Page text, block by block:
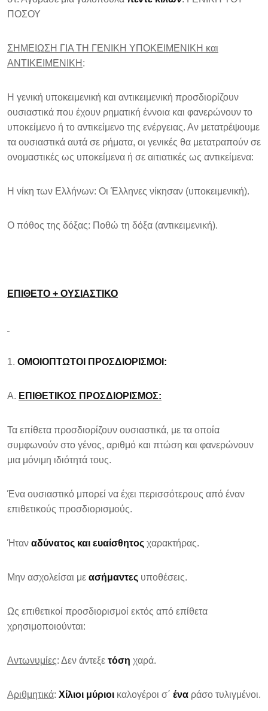
ΠΟΣΟΥ
ΣΗΜΕΙΩΣΗ ΓΙΑ ΤΗ ΓΕΝΙΚΗ ΥΠΟΚΕΙΜΕΝΙΚΗ και
ΑΝΤΙΚΕΙΜΕΝΙΚΗ :
Η γενική υποκειμενική και αντικειμενική προσδιορίζουν
ουσιαστικά που έχουν ρηματική έννοια και φανερώνουν το
υποκείμενο ή το αντικείμενο της ενέργειας. Αν μετατρέψουμε
τα ουσιαστικά αυτά σε ρήματα, οι γενικές θα μετατραπούν σε
ονομαστικές ως υποκείμενα ή σε αιτιατικές ως αντικείμενα:
Η νίκη των Ελλήνων: Οι Έλληνες νίκησαν (υποκειμενική).
Ο πόθος της δόξας: Ποθώ τη δόξα (αντικειμενική).
ΕΠΙΘΕΤΟ + ΟΥΣΙΑΣΤΙΚΟ
ΟΜΟΙΟΠΤΩΤΟΙ ΠΡΟΣΔΙΟΡΙΣΜΟΙ:
Α. ΕΠΙΘΕΤΙΚΟΣ ΠΡΟΣΔΙΟΡΙΣΜΟΣ:
Τα επίθετα προσδιορίζουν ουσιαστικά, με τα οποία
συμφωνούν στο γένος, αριθμό και πτώση και φανερώνουν
μια μόνιμη ιδιότητά τους.
Ένα ουσιαστικό μπορεί να έχει περισσότερους από έναν
επιθετικούς προσδιορισμούς.
Ήταν αδύνατος και ευαίσθητος χαρακτήρας.
Μην ασχολείσαι με ασήμαντες υποθέσεις.
Ως επιθετικοί προσδιορισμοί εκτός από επίθετα
χρησιμοποιούνται:
Αντωνυμίες: Δεν άντεξε τόση χαρά.
Αριθμητικά: Χίλιοι μύριοι καλογέροι σ΄ ένα ράσο τυλιγμένοι.